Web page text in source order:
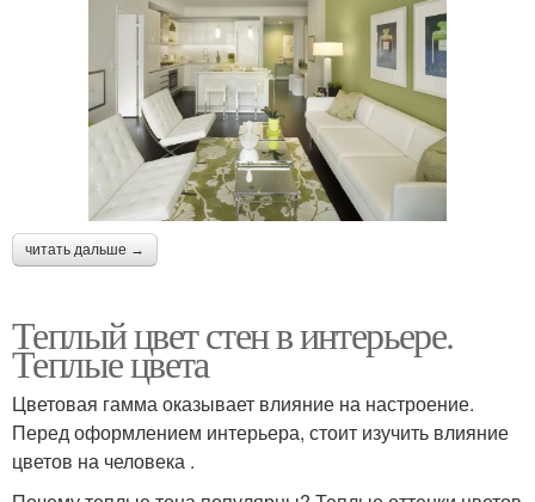
читать дальше →
Теплый цвет стен в интерьере.
Теплые цвета
Цветовая гамма оказывает влияние на настроение.
Перед оформлением интерьера, стоит изучить влияние
цветов на человека .